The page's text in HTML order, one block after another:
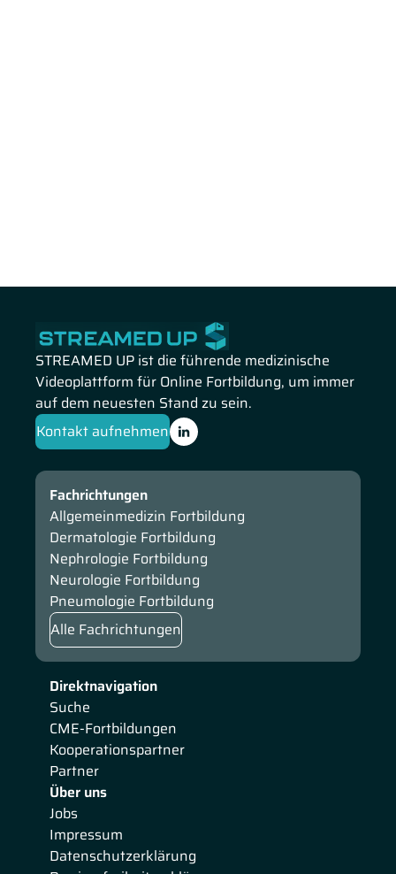
STREAMED UP ist die führende medizinische
Videoplattform für Online Fortbildung, um immer
auf dem neuesten Stand zu sein.
Kontakt aufnehmen
Direktnavigation
Suche
CME-Fortbildungen
Kooperationspartner
Partner
Über uns
Jobs
Impressum
Datenschutzerklärung
Fachrichtungen
Allgemeinmedizin Fortbildung
Dermatologie Fortbildung
Nephrologie Fortbildung
Neurologie Fortbildung
Pneumologie Fortbildung
Alle Fachrichtungen